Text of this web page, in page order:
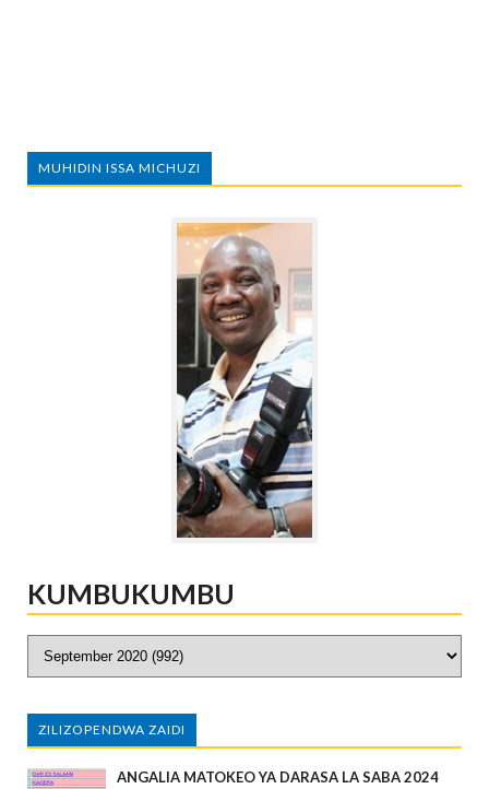
MUHIDIN ISSA MICHUZI
KUMBUKUMBU
ZILIZOPENDWA ZAIDI
ANGALIA MATOKEO YA DARASA LA SABA 2024